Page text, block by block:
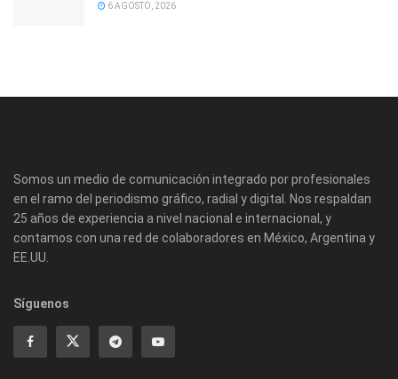
6 AGOSTO, 2026
Somos un medio de comunicación integrado por profesionales
en el ramo del periodismo gráfico, radial y digital. Nos respaldan
25 años de experiencia a nivel nacional e internacional, y
contamos con una red de colaboradores en México, Argentina y
EE.UU.
Síguenos